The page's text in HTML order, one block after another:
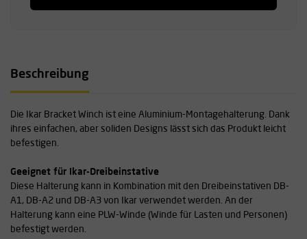
Beschreibung
Die Ikar Bracket Winch ist eine Aluminium-Montagehalterung. Dank
ihres einfachen, aber soliden Designs lässt sich das Produkt leicht
befestigen.
Geeignet für Ikar-Dreibeinstative
Diese Halterung kann in Kombination mit den Dreibeinstativen DB-
A1, DB-A2 und DB-A3 von Ikar verwendet werden. An der
Halterung kann eine PLW-Winde (Winde für Lasten und Personen)
befestigt werden.